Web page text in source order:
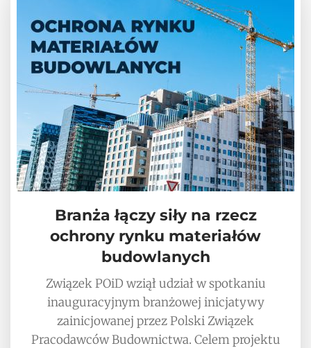
Branża łączy siły na rzecz
ochrony rynku materiałów
budowlanych
Związek POiD wziął udział w spotkaniu
inauguracyjnym branżowej inicjatywy
zainicjowanej przez Polski Związek
Pracodawców Budownictwa. Celem projektu